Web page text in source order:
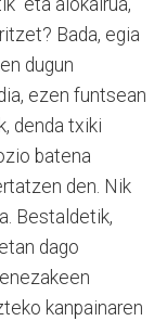
eta alokairua,
Bada, egia
dugun
ezen funtsean
denda txiki
batena
den. Nik
Bestaldetik,
dago
kanpainaren